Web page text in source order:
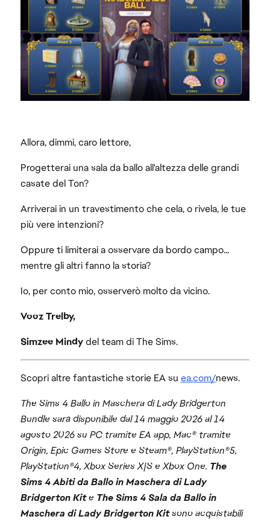
Allora, dimmi, caro lettore,
Progetterai una sala da ballo all'altezza delle grandi
casate del Ton?
Arriverai in un travestimento che cela, o rivela, le tue
più vere intenzioni?
Oppure ti limiterai a osservare da bordo campo...
mentre gli altri fanno la storia?
Io, per conto mio, osserverò molto da vicino.
Vooz Trelby,
Simzee Mindydel team di The Sims.
Scopri altre fantastiche storie EA su ea.com/news.
The Sims 4 Ballo in Maschera di Lady Bridgerton
Bundle sarà disponibile dal 14 maggio 2026 al 14
agosto 2026 su PC tramite EA app, Mac® tramite
Origin, Epic Games Store e Steam®, PlayStation®5,
PlayStation®4, Xbox Series X|S e Xbox One. The
Sims 4 Abiti da Ballo in Maschera di Lady
Bridgerton Kite The Sims 4 Sala da Ballo in
Maschera di Lady Bridgerton Kitsono acquistabili